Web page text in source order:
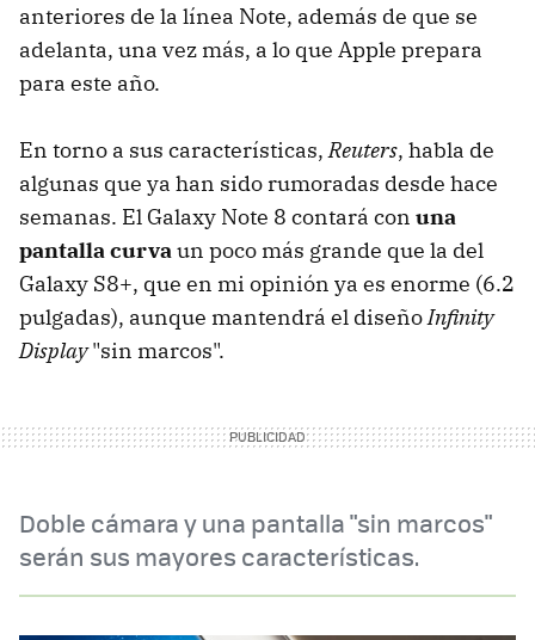
anteriores de la línea Note, además de que se
adelanta, una vez más, a lo que Apple prepara
para este año.
En torno a sus características,Reuters, habla de
algunas que ya han sido rumoradas desde hace
semanas. El Galaxy Note 8 contará con una
pantalla curvaun poco más grande que la del
Galaxy S8+, que en mi opinión ya es enorme (6.2
pulgadas), aunque mantendrá el diseñoInfinity
Display"sin marcos".
Doble cámara y una pantalla "sin marcos"
serán sus mayores características.